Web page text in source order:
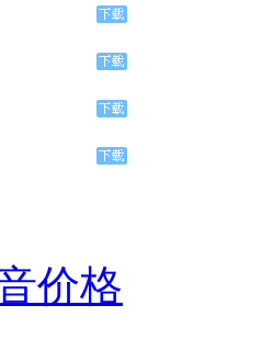
价格